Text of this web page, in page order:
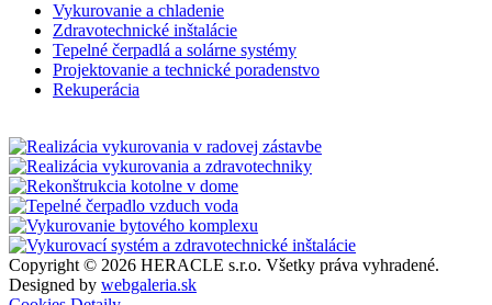
Vykurovanie a chladenie
Zdravotechnické inštalácie
Tepelné čerpadlá a solárne systémy
Projektovanie a technické poradenstvo
Rekuperácia
Copyright © 2026 HERACLE s.r.o. Všetky práva vyhradené.
Designed by webgaleria.sk